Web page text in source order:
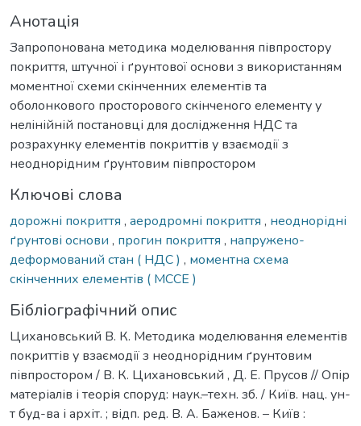
Анотація
Запропонована методика моделювання півпростору
покриття, штучної і ґрунтової основи з використанням
моментної схеми скінченних елементів та
оболонкового просторового скінченого елементу у
нелінійній постановці для дослідження НДС та
розрахунку елементів покриттів у взаємодії з
неоднорідним ґрунтовим півпростором
Ключові слова
дорожні покриття , аеродромні покриття , неоднорідні
ґрунтові основи , прогин покриття , напружено-
деформований стан ( НДС ) , моментна схема
скінченних елементів ( МССЕ )
Бібліографічний опис
Цихановський В. К. Методика моделювання елементів
покриттів у взаємодії з неоднорідним ґрунтовим
півпростором / В. К. Цихановський , Д. Е. Прусов // Опір
матеріалів і теорія споруд: наук.–техн. зб. / Київ. нац. ун-
т буд-ва і архіт. ; відп. ред. В. А. Баженов. – Київ :